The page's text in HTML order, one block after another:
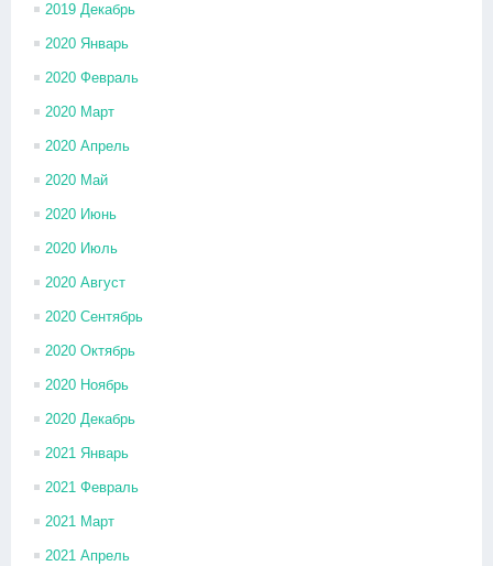
2019 Декабрь
2020 Январь
2020 Февраль
2020 Март
2020 Апрель
2020 Май
2020 Июнь
2020 Июль
2020 Август
2020 Сентябрь
2020 Октябрь
2020 Ноябрь
2020 Декабрь
2021 Январь
2021 Февраль
2021 Март
2021 Апрель